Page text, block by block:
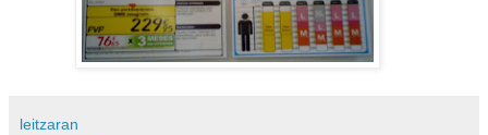
leitzaran